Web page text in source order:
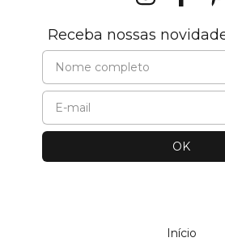
Receba nossas
Início